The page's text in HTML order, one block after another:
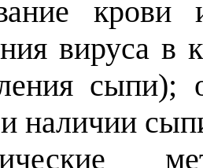
вируса в
сыпи);
наличии